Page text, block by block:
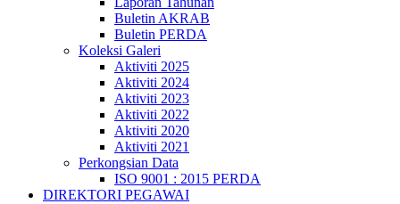
Buletin AKRAB
Buletin PERDA
Koleksi Galeri
Aktiviti 2025
Aktiviti 2024
Aktiviti 2023
Aktiviti 2022
Aktiviti 2020
Aktiviti 2021
Perkongsian Data
ISO 9001 : 2015 PERDA
DIREKTORI PEGAWAI